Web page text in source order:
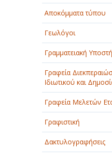
Αποκόμματα τύπου
Γεωλόγοι
Γραμματειακή
Γραφεία
Ιδιωτικού και
Γραφεία Μελετών
Γραφιστική
Δακτυλογραφήσεις